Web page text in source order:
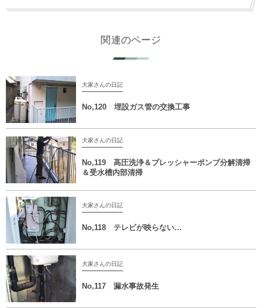
関連のページ
大家さんの日記
No,120 埋設ガス管の交換工事
大家さんの日記
No,119 高圧洗浄＆プレッシャーポンプ分解清掃
＆受水槽内部清掃
大家さんの日記
No,118 テレビが映らない…
大家さんの日記
No,117 漏水事故発生